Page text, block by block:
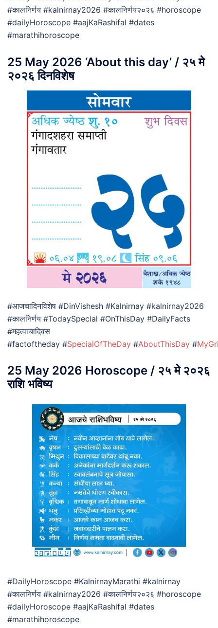
#कालनिर्णय #kalnirnay2026 #कालनिर्णय२०२६ #horoscope
#dailyHoroscope #aajKaRashifal #dates
#marathihoroscope
25 May 2026 ‘About this day’ / २५ मे
२०२६ दिनविशेष
#आजचादिनविशेष #DinVishesh #Kalnirnay #kalnirnay2026
#कालनिर्णय #TodaySpecial #OnThisDay #DailyFacts
#महत्वाचादिवस
#factoftheday #SpecialOfTheDay #AboutThisDay #
25 May 2026 Horoscope / २५ मे २०२६
राशि भविष्य
#DailyHoroscope #KalnirnayMarathi #kalnirnay
#कालनिर्णय #kalnirnay2026 #कालनिर्णय२०२६ #horoscope
#dailyHoroscope #aajKaRashifal #dates
#marathihoroscope